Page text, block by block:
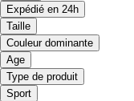
Expédié en 24h
Taille
Couleur dominante
Age
Type de produit
Sport